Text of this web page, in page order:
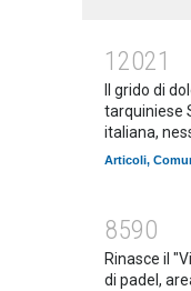
12021
Il grido di
tarquiniese
italiana,
Articoli,
8590
Rinasce il
di padel,